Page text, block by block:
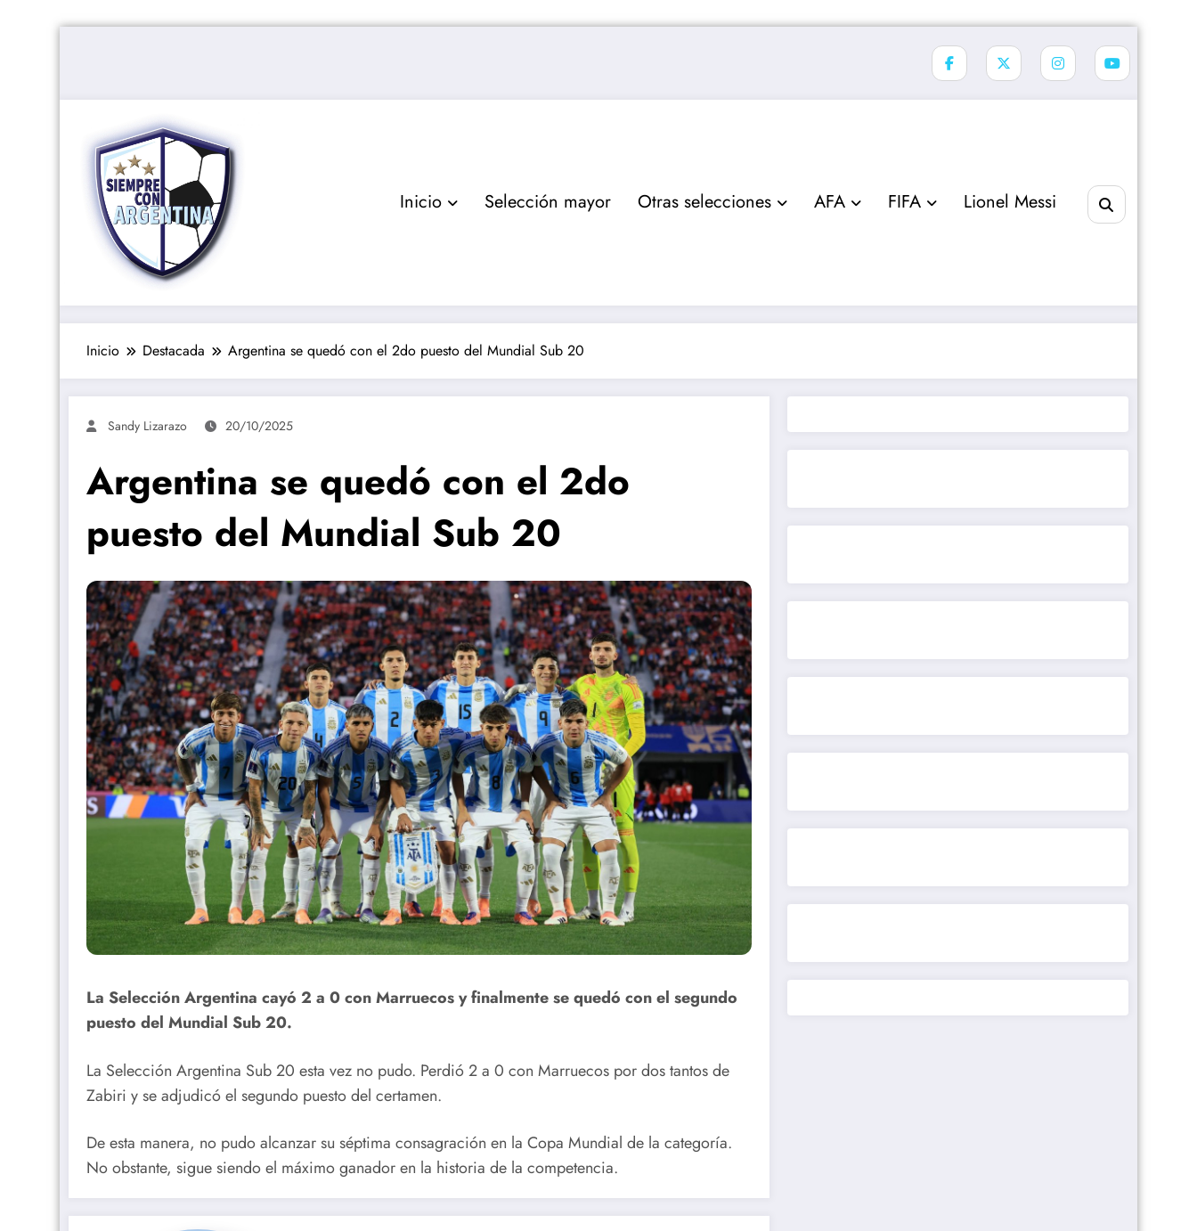
Inicio Selección mayor Otras selecciones AFA FIFA Lionel Messi
Inicio Destacada Argentina se quedó con el 2do puesto del Mundial Sub 20
Sandy Lizarazo 20/10/2025
Argentina se quedó con el 2do
puesto del Mundial Sub 20
La Selección Argentina cayó 2 a 0 con Marruecos y finalmente se quedó con el segundo
puesto del Mundial Sub 20.
La Selección Argentina Sub 20 esta vez no pudo. Perdió 2 a 0 con Marruecos por dos tantos de
Zabiri y se adjudicó el segundo puesto del certamen.
De esta manera, no pudo alcanzar su séptima consagración en la Copa Mundial de la categoría.
No obstante, sigue siendo el máximo ganador en la historia de la competencia.